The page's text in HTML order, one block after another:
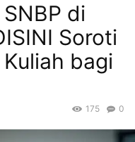
di
Soroti
bagi
0
175